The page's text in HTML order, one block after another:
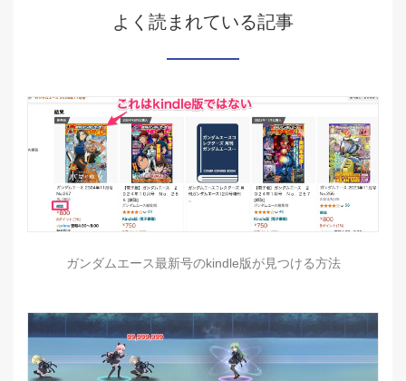
よく読まれている記事
ガンダムエース最新号のkindle版が見つける方法